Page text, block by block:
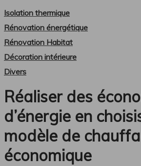
Isolation thermique
Rénovation énergétique
Rénovation Habitat
Décoration intérieure
Divers
Réaliser des
d’énergie en
modèle de
économique